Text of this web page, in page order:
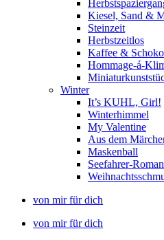
Kiesel, Sand &
Steinzeit
Herbstzeitlos
Kaffee &
Hommage-á-
Winter
It’s KUHL, Girl!
Winterhimmel
My Valentine
Aus dem
Maskenball
Seefahrer-
von mir für dich
von mir für dich